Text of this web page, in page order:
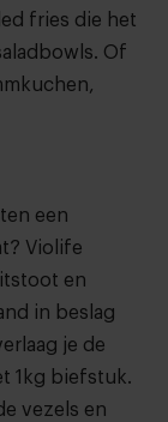
fries die het
Of
een
Violife
en
in beslag
je de
1kg biefstuk.
vezels en